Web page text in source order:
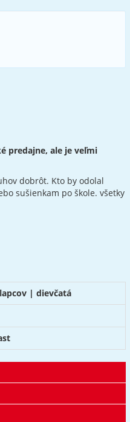
predajne, ale je veľmi
dobrôt. Kto by odolal
sušienkam po škole. všetky
| dievčatá